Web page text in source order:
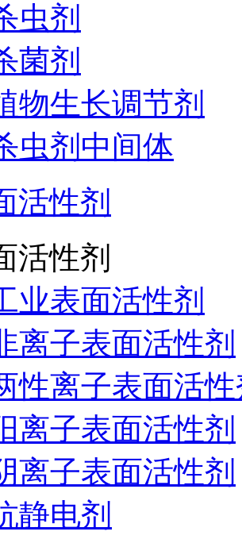
虫剂
菌剂
物生长调节剂
虫剂中间体
活性剂
活性剂
业表面活性剂
离子表面活性剂
性离子表面活
离子表面活性剂
离子表面活性剂
静电剂